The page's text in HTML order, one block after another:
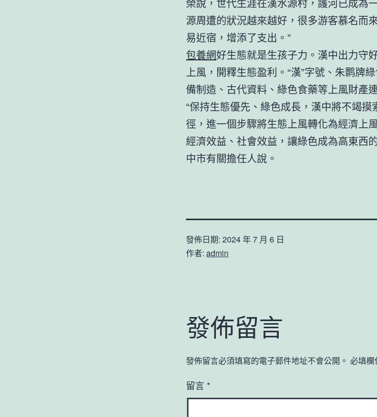
源周遭的狀況越來越好，很多游客慕名而
易近宿，增添了支出。”
包養網好生態就是生孩子力。漢中出力守
上風，開釋生態盈利。“漢”字號、朱鹮牌
備制造、古代資料、綠色食藥等上風財
“保持生態優先、綠色成長，漢中將不竭
徑，進一個步驟將生態上風轉化為經濟上
經濟效益、社會效益，讓綠色成為高東西
中市有關擔任人說。
發佈日期: 2024 年 7 月 6 日
作者: admin
發佈留言
發佈留言必須填寫的電子郵件地址不會公開。 必填欄
留言 *